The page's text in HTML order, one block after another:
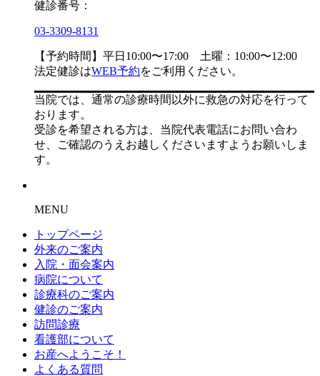
健診番号：
03-3309-8131
【予約時間】平日10:00〜17:00 土曜：10:00〜12:00
法定健診はWEB予約をご利用ください。
当院では、通常の診療時間以外に救急の対応を行って
おります。
受診を希望される方は、当院代表電話にお問い合わ
せ、ご確認のうえお越しくださいますようお願いしま
す。
MENU
トップページ
外来のご案内
入院・面会案内
病院について
診療科のご案内
健診のご案内
訪問診療
看護部について
お産へようこそ！
よくある質問